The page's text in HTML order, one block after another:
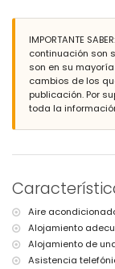
Espacio de
Más información
Pueblo más
Costa o ribera
kilómetros de la
Playa más
Puerto más
Aeropuerto más
Segundo
kilómetros)
No se admiten
El alojamiento es
IMPORTANTE
continuación son
son en su
cambios de los
publicación. Por
toda la
Aire
Alojamiento
Alojamiento de
Asistencia